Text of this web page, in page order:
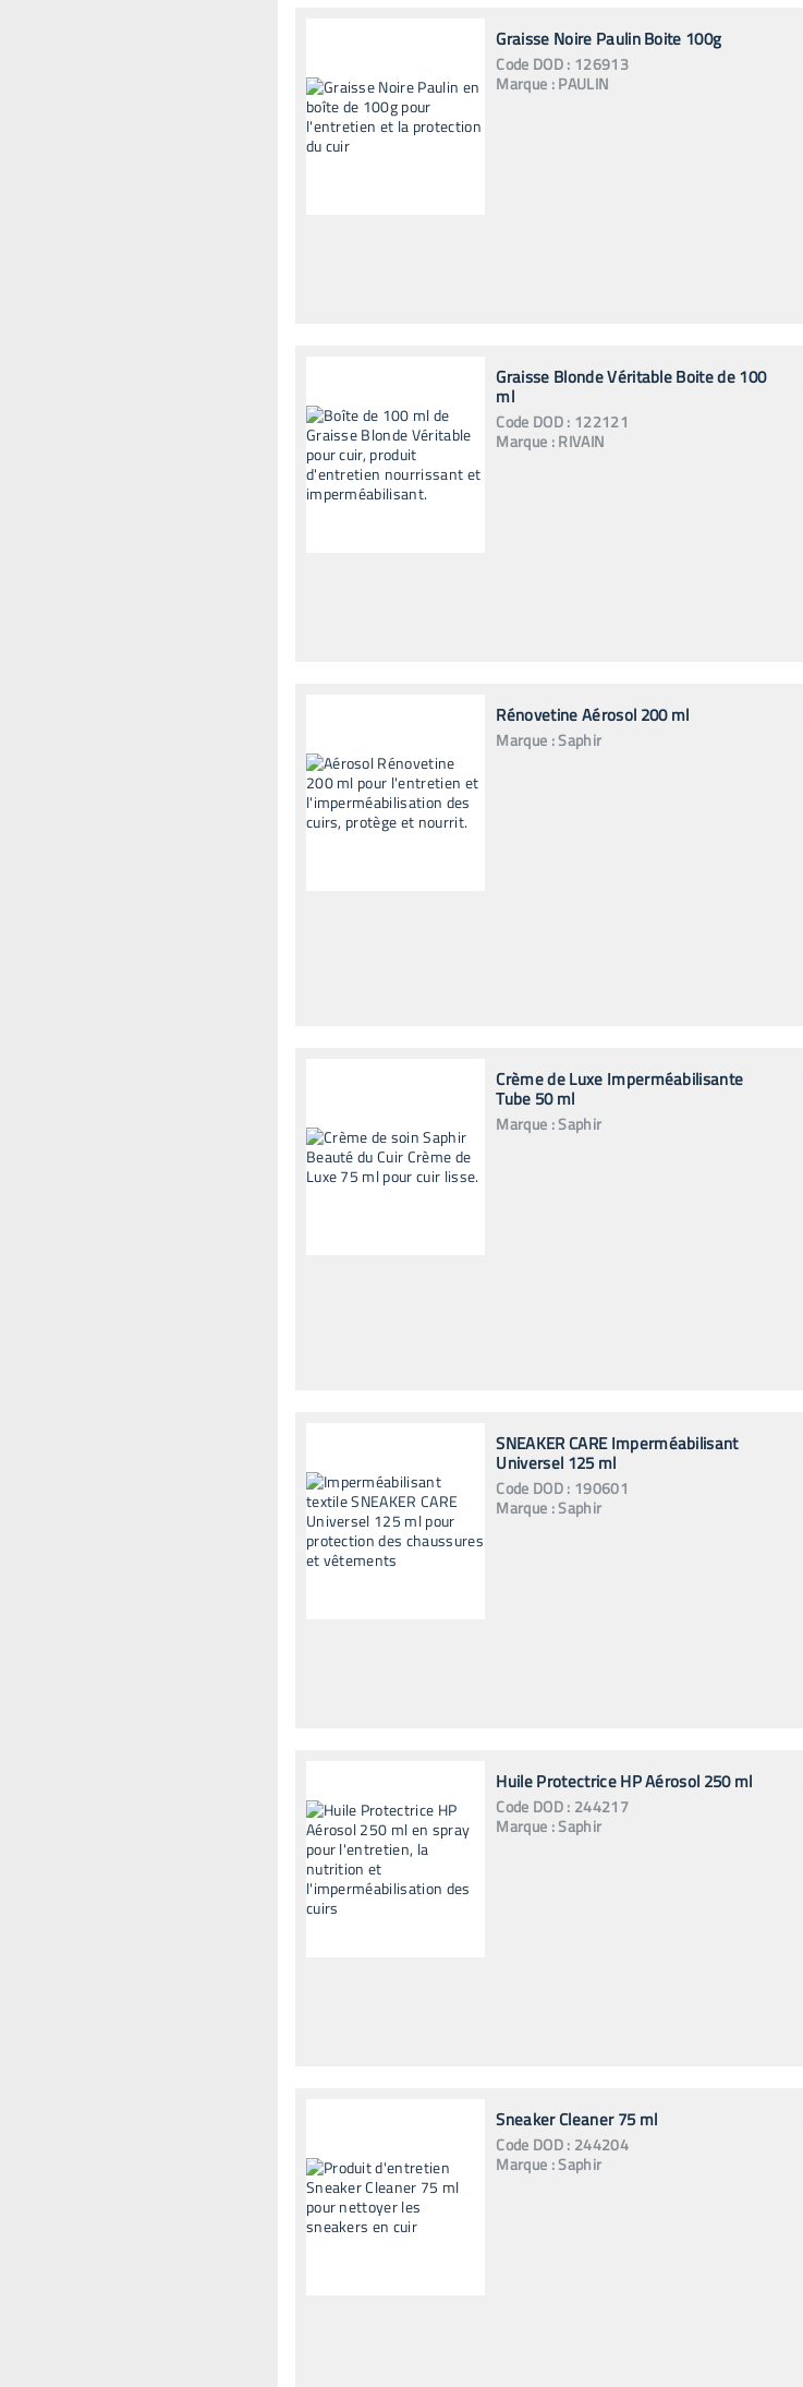
Graisse Noire Paulin Boite 100g
Code DOD: 126913
Marque :PAULIN
Graisse Blonde Véritable Boite de 100
ml
Code DOD: 122121
Marque :RIVAIN
Rénovetine Aérosol 200 ml
Marque :Saphir
Crème de Luxe Imperméabilisante
Tube 50 ml
Marque :Saphir
SNEAKER CARE Imperméabilisant
Universel 125 ml
Code DOD: 190601
Marque :Saphir
Huile Protectrice HP Aérosol 250 ml
Code DOD: 244217
Marque :Saphir
Sneaker Cleaner 75 ml
Code DOD: 244204
Marque :Saphir